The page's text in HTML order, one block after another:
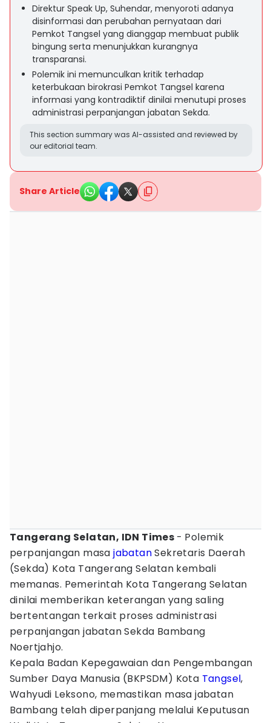
Direktur Speak Up, Suhendar, menyoroti adanya
disinformasi dan perubahan pernyataan dari
Pemkot Tangsel yang dianggap membuat publik
bingung serta menunjukkan kurangnya
transparansi.
Polemik ini memunculkan kritik terhadap
keterbukaan birokrasi Pemkot Tangsel karena
informasi yang kontradiktif dinilai menutupi proses
administrasi perpanjangan jabatan Sekda.
This section summary was AI-assisted and reviewed by
our editorial team.
Share Article
Tangerang Selatan, IDN Times - Polemik
perpanjangan masajabatanSekretaris Daerah
(Sekda) Kota Tangerang Selatan kembali
memanas. Pemerintah Kota Tangerang Selatan
dinilai memberikan keterangan yang saling
bertentangan terkait proses administrasi
perpanjangan jabatan Sekda Bambang
Noertjahjo.
Kepala Badan Kepegawaian dan Pengembangan
Sumber Daya Manusia (BKPSDM) Kota Tangsel,
Wahyudi Leksono, memastikan masa jabatan
Bambang telah diperpanjang melalui Keputusan